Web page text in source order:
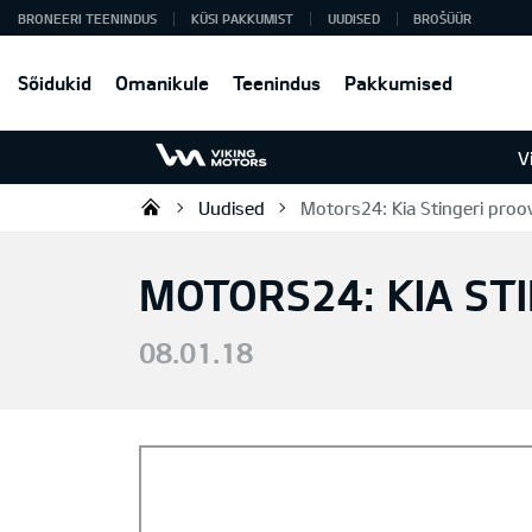
Sõidukid Omanikule Teenindus Pakkumised
BRONEERI TEENINDUS KÜSI PAKKUMIST UUDISED BROŠÜÜR
Viking Motors - Kia müük,
Uudised Motors24: Kia Stingeri
MOTORS24: KIA
08.01.18